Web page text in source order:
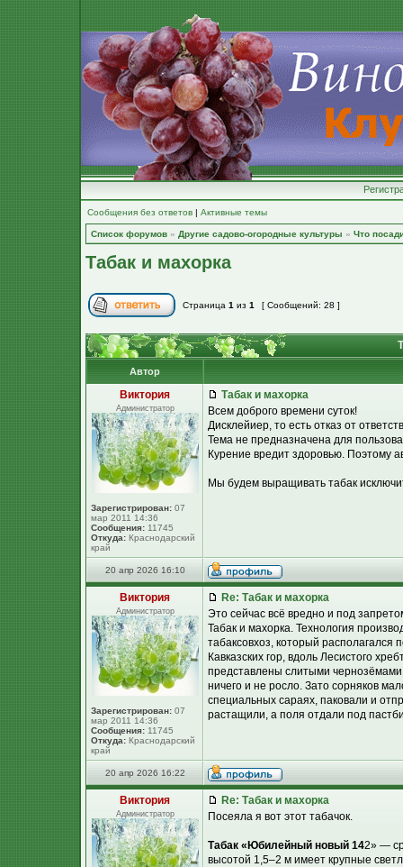
Сообщения без ответов | Активные темы
Список форумов » Другие садово-огородные культуры » Что
Табак и махорка
Страница 1 из 1 [ Сообщений: 28 ]
Автор
Виктория
Администратор
Зарегистрирован: 07
мар 2011 14:36
Сообщения: 11745
Откуда: Краснодарский
край
Табак и махорка
Всем доброго времени суток!
Дисклейиер, то есть отказ от
Тема не предназначена для
Курение вредит здоровью. Поэтому
Мы будем выращивать табак
20 апр 2026 16:10
Виктория
Администратор
Зарегистрирован: 07
мар 2011 14:36
Сообщения: 11745
Откуда: Краснодарский
край
Re: Табак и махорка
Это сейчас всё вредно и под
Табак и махорка. Технология
табаксовхоз, который
Кавказских гор, вдоль Лесистого
представлены слитыми
ничего и не росло. Зато сорняков
специальных сараях, паковали и
растащили, а поля отдали под
20 апр 2026 16:22
Виктория
Администратор
Re: Табак и махорка
Посеяла я вот этот табачок.
Табак «Юбилейный новый 142» —
высотой 1,5–2 м имеет крупные